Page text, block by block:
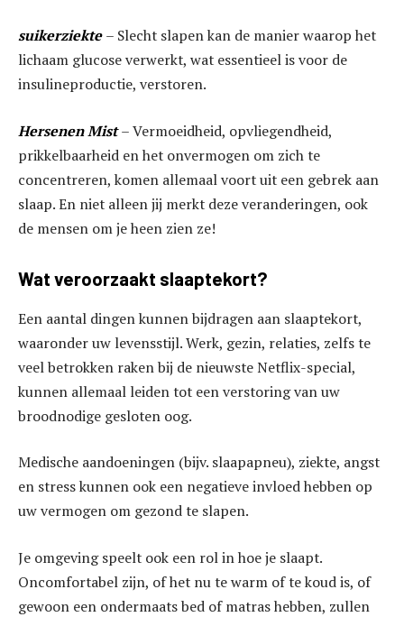
suikerziekte– Slecht slapen kan de manier waarop het
lichaam glucose verwerkt, wat essentieel is voor de
insulineproductie, verstoren.
Hersenen Mist– Vermoeidheid, opvliegendheid,
prikkelbaarheid en het onvermogen om zich te
concentreren, komen allemaal voort uit een gebrek aan
slaap. En niet alleen jij merkt deze veranderingen, ook
de mensen om je heen zien ze!
Wat veroorzaakt slaaptekort?
Een aantal dingen kunnen bijdragen aan slaaptekort,
waaronder uw levensstijl. Werk, gezin, relaties, zelfs te
veel betrokken raken bij de nieuwste Netflix-special,
kunnen allemaal leiden tot een verstoring van uw
broodnodige gesloten oog.
Medische aandoeningen (bijv. slaapapneu), ziekte, angst
en stress kunnen ook een negatieve invloed hebben op
uw vermogen om gezond te slapen.
Je omgeving speelt ook een rol in hoe je slaapt.
Oncomfortabel zijn, of het nu te warm of te koud is, of
gewoon een ondermaats bed of matras hebben, zullen